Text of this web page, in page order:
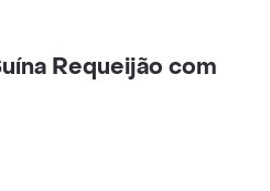
Requeijão com